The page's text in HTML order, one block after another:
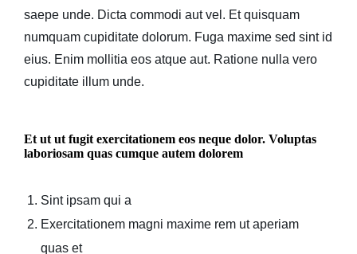
saepe unde. Dicta commodi aut vel. Et quisquam
numquam cupiditate dolorum. Fuga maxime sed sint id
eius. Enim mollitia eos atque aut. Ratione nulla vero
cupiditate illum unde.
Et ut ut fugit exercitationem eos neque dolor. Voluptas
laboriosam quas cumque autem dolorem
Sint ipsam qui a
Exercitationem magni maxime rem ut aperiam
quas et